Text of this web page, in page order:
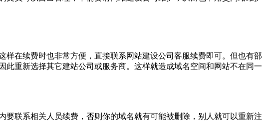
在续费时也非常方便，直接联系网站建设公司客服续费即可。但也有部
重新选择其它建站公司或服务商。这样就造成域名空间和网站不在同一
联系相关人员续费，否则你的域名就有可能被删除，别人就可以重新注